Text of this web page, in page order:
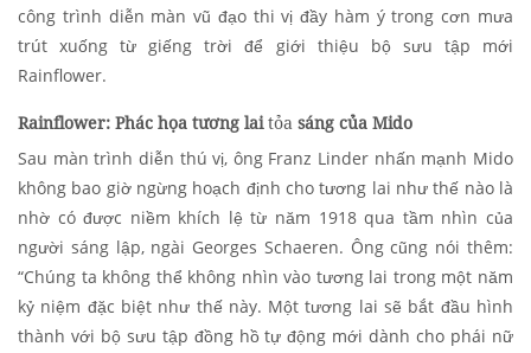
công trình diễn màn vũ đạo thi vị đầy hàm ý trong cơn mưa
trút xuống từ giếng trời để giới thiệu bộ sưu tập mới
Rainflower.
Rainflower: Phác họa tương laitỏa sáng của Mido
Sau màn trình diễn thú vị, ông Franz Linder nhấn mạnh Mido
không bao giờ ngừng hoạch định cho tương lai như thế nào là
nhờ có được niềm khích lệ từ năm 1918 qua tầm nhìn của
người sáng lập, ngài Georges Schaeren. Ông cũng nói thêm:
“Chúng ta không thể không nhìn vào tương lai trong một năm
kỷ niệm đặc biệt như thế này. Một tương lai sẽ bắt đầu hình
thành với bộ sưu tập đồng hồ tự động mới dành cho phái nữ